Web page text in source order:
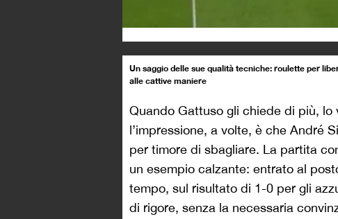
Un saggio delle sue qualità tecniche: roulette per
alle cattive maniere
Quando Gattuso gli chiede di più,
l’impressione, a volte, è che André
per timore di sbagliare. La partita
un esempio calzante: entrato al
tempo, sul risultato di 1-0 per gli
di rigore, senza la necessaria